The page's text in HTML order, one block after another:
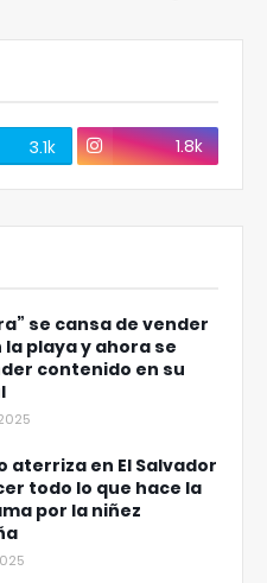
3.1k 1.8k
se cansa de vender
playa y ahora se
contenido en su
aterriza en El Salvador
todo lo que hace la
por la niñez